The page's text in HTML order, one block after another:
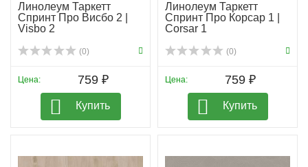
Линолеум Таркетт
Спринт Про Висбо 2 |
Visbo 2
(0)
Цена: 759 ₽
Купить
Линолеум Таркетт
Спринт Про Корсар 1 |
Corsar 1
(0)
Цена: 759 ₽
Купить